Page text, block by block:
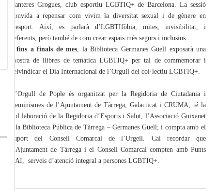
Panteres Grogues, club esportiu LGBTIQ+ de Barcelona. La sessió
convida a repensar com vivim la diversitat sexual i de gènere en
l’esport. Així, es parlarà d’LGBTIfòbia, mites, invisibilitat, i
referents, però també de com crear espais més segurs i inclusius.
I fins a finals de mes , la Biblioteca Germanes Güell exposarà una
mostra de llibres de temàtica LGBTIQ+ per tal de commemorar i
reivindicar el Dia Internacional de l’Orgull del col·lectiu LGBTIQ+.
L’Orgull de Pople és organitzat per la Regidoria de Ciutadania i
Feminismes de l’Ajuntament de Tàrrega, Galacticat i CRUMA; té la
col·laboració de la Regidoria d’Esports i Salut, l’Associació Guixanet
i la Biblioteca Pública de Tàrrega – Germanes Güell; i compta amb el
suport del Consell Comarcal de l’Urgell. Cal recordar que
l’Ajuntament de Tàrrega i el Consell Comarcal compten amb Punts
SAI, serveis d’atenció integral a persones LGBTIQ+.